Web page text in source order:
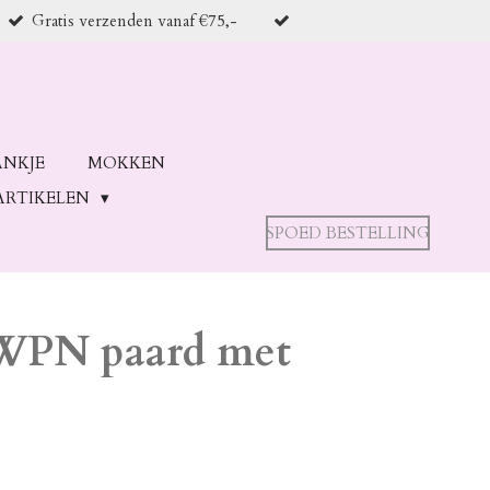
Gratis verzenden vanaf €75,-
MOKKEN
SPOED BESTELLING
paard met